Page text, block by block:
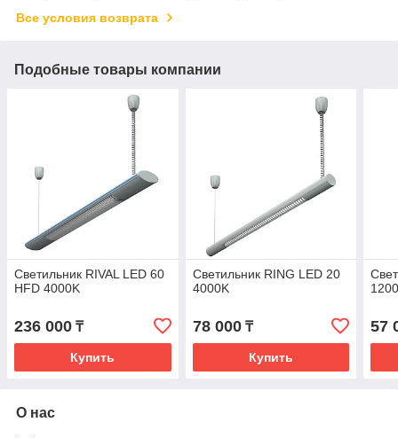
Все условия возврата
Подобные товары компании
Светильник RIVAL LED 60
HFD 4000K
236 000 ₸
Купить
Светильник RING LED 20
4000K
78 000₸
Купить
57
О нас